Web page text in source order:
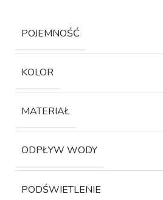
POJEMNOŚĆ
KOLOR
MATERIAŁ
ODPŁYW WODY
PODŚWIETLENIE